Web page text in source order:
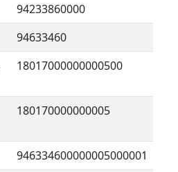
94233860000
94633460
18017000000000500
180170000000005
946334600000005000001